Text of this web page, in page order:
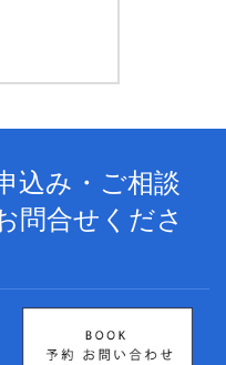
込み・ご相談
問合せくださ